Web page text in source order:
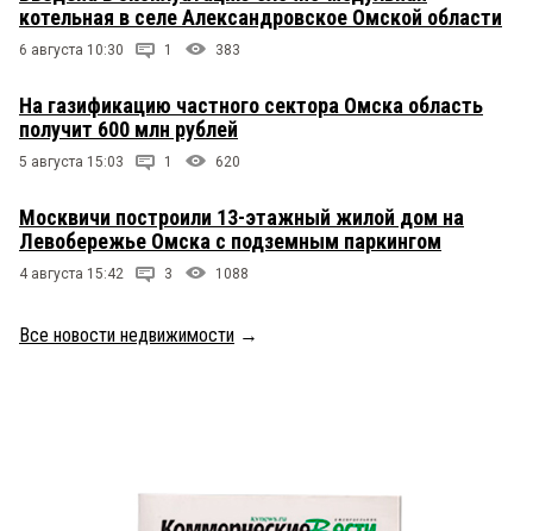
котельная в селе Александровское Омской области
6 августа 10:30 1 383
На газификацию частного сектора Омска область
получит 600 млн рублей
5 августа 15:03 1 620
Москвичи построили 13-этажный жилой дом на
Левобережье Омска с подземным паркингом
4 августа 15:42 3 1088
Все новости недвижимости →